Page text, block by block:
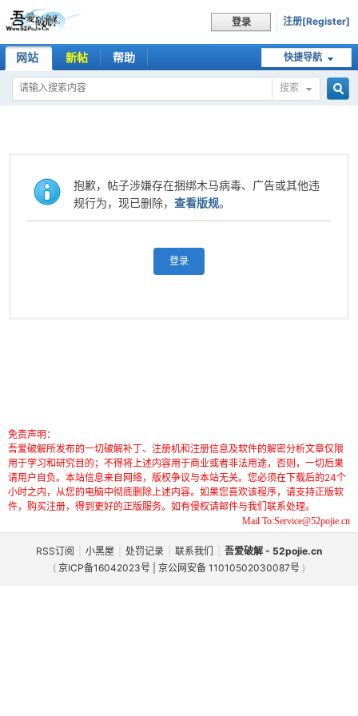
登录 注册[Register]
快捷导航
网站 新帖 帮助
搜索
抱歉，帖子涉嫌存在捆绑木马病毒、广告或其他违
规行为，现已删除，查看版规。
登录
免责声明：
吾爱破解所发布的一切破解补丁、注册机和注册信息及软件的解密分析文章仅限
用于学习和研究目的；不得将上述内容用于商业或者非法用途，否则，一切后果
请用户自负。本站信息来自网络，版权争议与本站无关。您必须在下载后的24个
小时之内，从您的电脑中彻底删除上述内容。如果您喜欢该程序，请支持正版软
件，购买注册，得到更好的正版服务。如有侵权请邮件与我们联系处理。
Mail To:Service@52pojie.cn
RSS订阅 小黑屋 处罚记录 联系我们
吾爱破解 - 52pojie.cn
( 京ICP备16042023号 | 京公网安备 11010502030087号 )